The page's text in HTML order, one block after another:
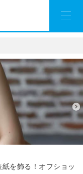
を飾る！オフショッ